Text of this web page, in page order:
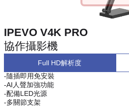
IPEVO V4K PRO
協作攝影機
Full HD解析度
-隨插即用免安裝
-AI人聲加強功能
-配備LED光源
-多關節支架